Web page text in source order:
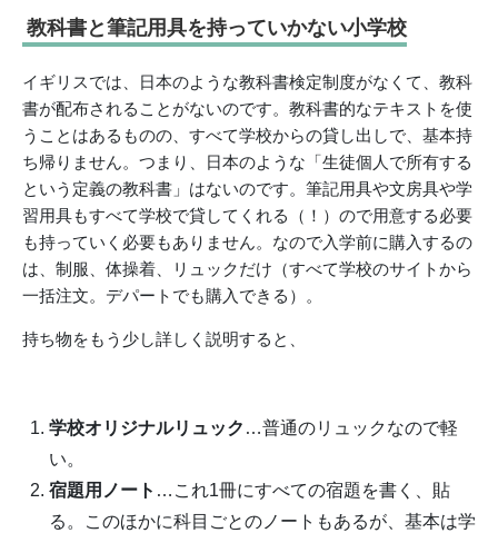
教科書と筆記用具を持っていかない小学校
イギリスでは、日本のような教科書検定制度がなくて、教科
書が配布されることがないのです。教科書的なテキストを使
うことはあるものの、すべて学校からの貸し出しで、基本持
ち帰りません。つまり、日本のような「生徒個人で所有する
という定義の教科書」はないのです。筆記用具や文房具や学
習用具もすべて学校で貸してくれる（！）ので用意する必要
も持っていく必要もありません。なので入学前に購入するの
は、制服、体操着、リュックだけ（すべて学校のサイトから
一括注文。デパートでも購入できる）。
持ち物をもう少し詳しく説明すると、
学校オリジナルリュック …普通のリュックなので軽
い。
宿題用ノート …これ1冊にすべての宿題を書く、貼
る。このほかに科目ごとのノートもあるが、基本は学